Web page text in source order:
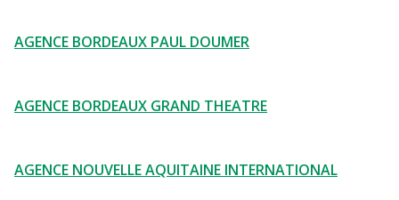
AGENCE BORDEAUX PAUL DOUMER
AGENCE BORDEAUX GRAND THEATRE
AGENCE NOUVELLE AQUITAINE INTERNATIONAL